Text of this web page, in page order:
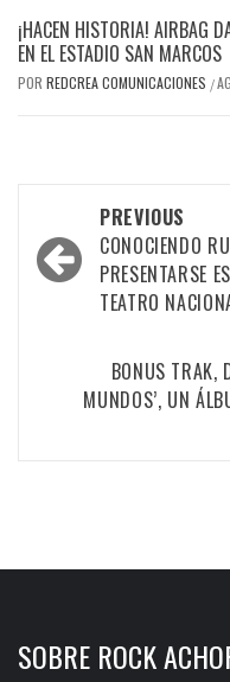
¡HACEN HISTORIA! AIRBAG
EN EL ESTADIO SAN MARCOS
POR REDCREA COMUNICACIONES /
navigation
PREVIOUS
CONOCIENDO
PRESENTARSE
TEATRO
BONUS TRAK,
MUNDOS’, UN
SOBRE ROCK